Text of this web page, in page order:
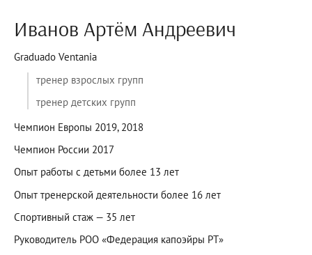
Иванов Артём Андреевич
Graduado Ventania
тренер взрослых групп
тренер детских групп
Чемпион Европы 2019, 2018
Чемпион России 2017
Опыт работы с детьми более 13 лет
Опыт тренерской деятельности более 16 лет
Спортивный стаж — 35 лет
Руководитель РОО «Федерация капоэйры РТ»